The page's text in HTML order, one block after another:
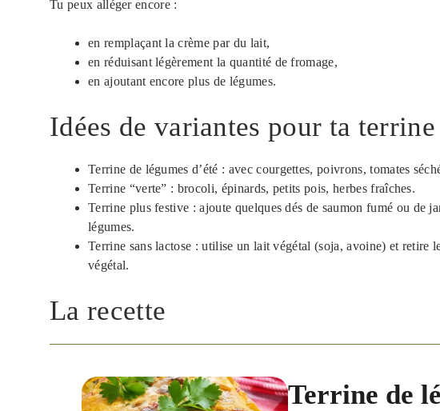
Tu peux alléger encore :
en remplaçant la crème par du lait,
en réduisant légèrement la quantité de fromage,
en ajoutant encore plus de légumes.
Idées de variantes pour ta
Terrine de légumes d’été : avec courgettes, poivrons, tomates
Terrine “verte” : brocoli, épinards, petits pois, herbes fraîches.
Terrine plus festive : ajoute quelques dés de saumon fumé ou de
légumes.
Terrine sans lactose : utilise un lait végétal (soja, avoine) et retire
végétal.
La recette
Terrine de